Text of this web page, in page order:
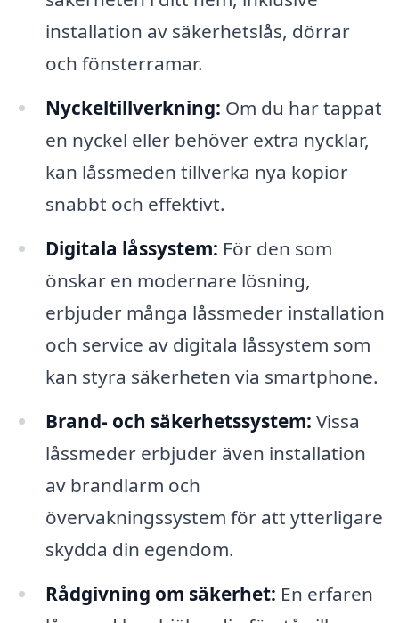
installation av säkerhetslås, dörrar
och fönsterramar.
Nyckeltillverkning: Om du har tappat
en nyckel eller behöver extra nycklar,
kan låssmeden tillverka nya kopior
snabbt och effektivt.
Digitala låssystem: För den som
önskar en modernare lösning,
erbjuder många låssmeder installation
och service av digitala låssystem som
kan styra säkerheten via smartphone.
Brand- och säkerhetssystem: Vissa
låssmeder erbjuder även installation
av brandlarm och
övervakningssystem för att ytterligare
skydda din egendom.
Rådgivning om säkerhet: En erfaren